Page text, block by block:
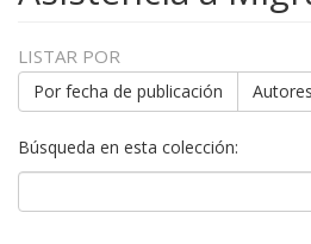
LISTAR POR
Por fecha de publicación Autores
Búsqueda en esta colección: